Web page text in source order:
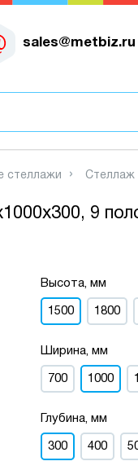
sales@metbiz.ru
стеллажи Стеллаж
9
Высота, мм
1500 1800
Ширина, мм
700 1000
Глубина, мм
300 400